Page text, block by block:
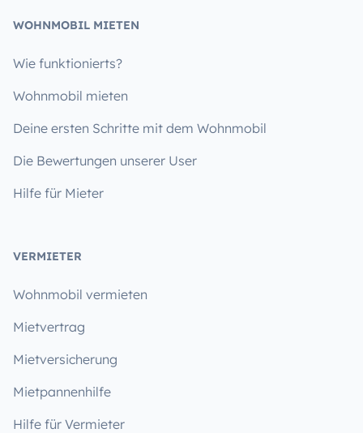
WOHNMOBIL MIETEN
Wie funktionierts?
Wohnmobil mieten
Deine ersten Schritte mit dem Wohnmobil
Die Bewertungen unserer User
Hilfe für Mieter
VERMIETER
Wohnmobil vermieten
Mietvertrag
Mietversicherung
Mietpannenhilfe
Hilfe für Vermieter